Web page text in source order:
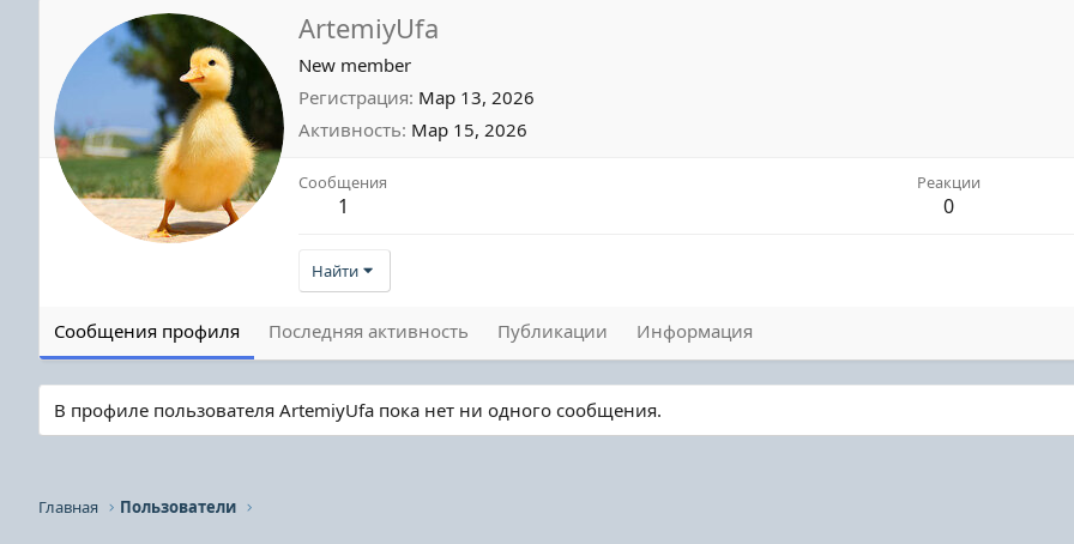
ArtemiyUfa
New member
Регистрация Мар 13, 2026
Активность Мар 15, 2026
Сообщения
1
Реакции
0
Найти
Сообщения профиля Последняя активность Публикации Информация
В профиле пользователя ArtemiyUfa пока нет ни одного сообщения.
Главная Пользователи